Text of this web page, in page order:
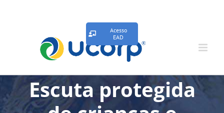
Acesso
EAD
Escuta protegida